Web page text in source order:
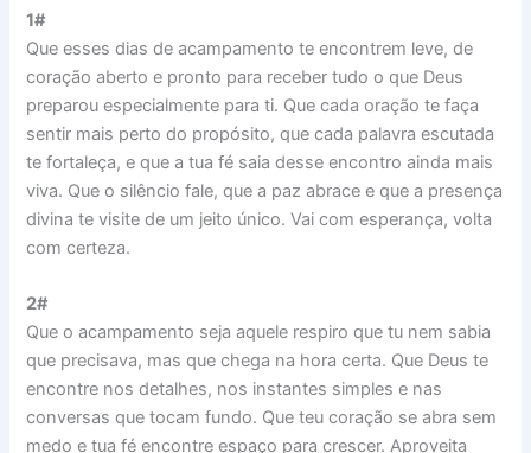
1#
Que esses dias de acampamento te encontrem leve, de
coração aberto e pronto para receber tudo o que Deus
preparou especialmente para ti. Que cada oração te faça
sentir mais perto do propósito, que cada palavra escutada
te fortaleça, e que a tua fé saia desse encontro ainda mais
viva. Que o silêncio fale, que a paz abrace e que a presença
divina te visite de um jeito único. Vai com esperança, volta
com certeza.
2#
Que o acampamento seja aquele respiro que tu nem sabia
que precisava, mas que chega na hora certa. Que Deus te
encontre nos detalhes, nos instantes simples e nas
conversas que tocam fundo. Que teu coração se abra sem
medo e tua fé encontre espaço para crescer. Aproveita